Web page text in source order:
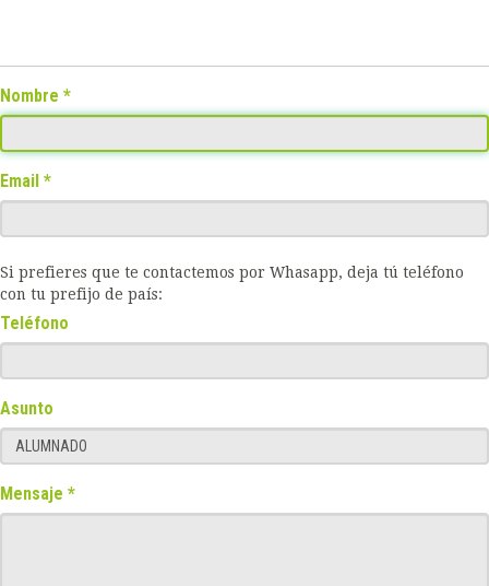
Nombre
Email
Si prefieres que te contactemos por Whasapp, deja tú teléfono
con tu prefijo de país:
Teléfono
Asunto
Mensaje